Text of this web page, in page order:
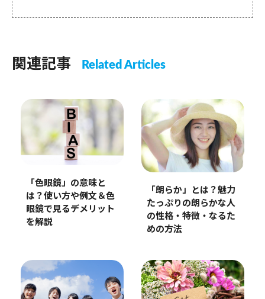
関連記事 Related Articles
「色眼鏡」の意味と
は？使い方や例文＆色
眼鏡で見るデメリット
を解説
「朗らか」とは？魅力
たっぷりの朗らかな人
の性格・特徴・なるた
めの方法